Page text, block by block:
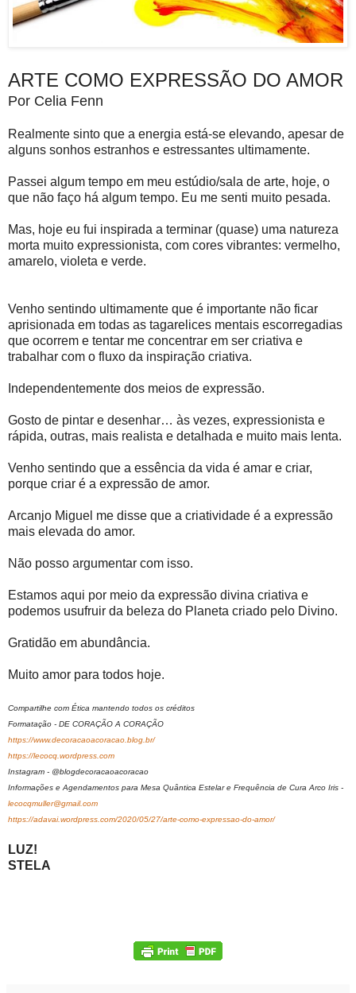
ARTE COMO EXPRESSÃO DO AMOR
Por Celia Fenn
Realmente sinto que a energia está-se elevando, apesar de
alguns sonhos estranhos e estressantes ultimamente.
Passei algum tempo em meu estúdio/sala de arte, hoje, o
que não faço há algum tempo. Eu me senti muito pesada.
Mas, hoje eu fui inspirada a terminar (quase) uma natureza
morta muito expressionista, com cores vibrantes: vermelho,
amarelo, violeta e verde.
Venho sentindo ultimamente que é importante não ficar
aprisionada em todas as tagarelices mentais escorregadias
que ocorrem e tentar me concentrar em ser criativa e
trabalhar com o fluxo da inspiração criativa.
Independentemente dos meios de expressão.
Gosto de pintar e desenhar… às vezes, expressionista e
rápida, outras, mais realista e detalhada e muito mais lenta.
Venho sentindo que a essência da vida é amar e criar,
porque criar é a expressão de amor.
Arcanjo Miguel me disse que a criatividade é a expressão
mais elevada do amor.
Não posso argumentar com isso.
Estamos aqui por meio da expressão divina criativa e
podemos usufruir da beleza do Planeta criado pelo Divino.
Gratidão em abundância.
Muito amor para todos hoje.
Compartilhe com Ética mantendo todos os créditos
Formatação - DE CORAÇÃO A CORAÇÃO
https://www.decoracaoacoracao.blog.br/
https://lecocq.wordpress.com
Instagram - @blogdecoracaoacoracao
Informações e Agendamentos para Mesa Quântica Estelar e Frequência de Cura Arco Iris -
lecocqmuller@gmail.com
https://adavai.wordpress.com/2020/05/27/arte-como-expressao-do-amor/
LUZ!
STELA